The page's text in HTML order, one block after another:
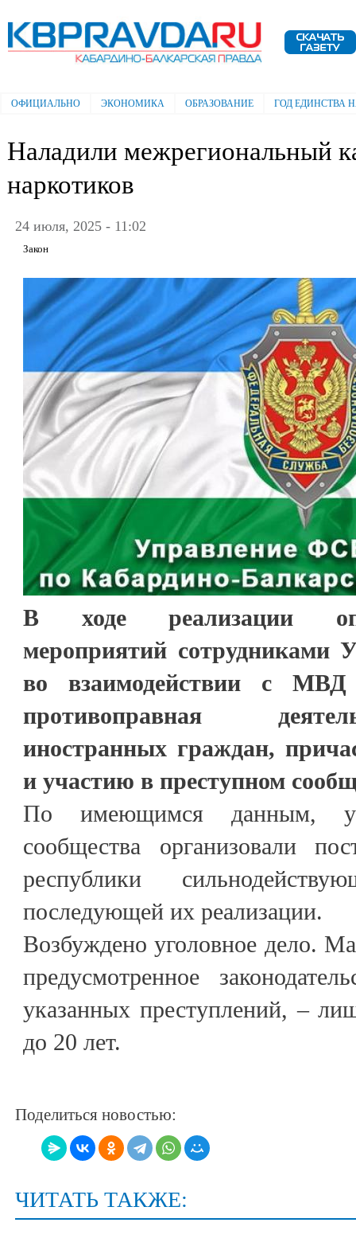
Электронная газета "Кабардино-
Балкарская правда"
Главное меню
ОФИЦИАЛЬНО ЭКОНОМИКА ОБРАЗОВАНИЕ ГОД ЕДИНСТВА
Наладили межрегиональный
наркотиков
24 июля, 2025 - 11:02
Закон
В ходе реализации
мероприятий
во взаимодействии с
противоправная
иностранных граждан,
и участию в преступном
По имеющимся данным,
сообщества организовали
республики
последующей их реализации.
Возбуждено уголовное дело.
предусмотренное
указанных преступлений, –
до 20 лет.
Поделиться новостью:
ЧИТАТЬ ТАКЖЕ: